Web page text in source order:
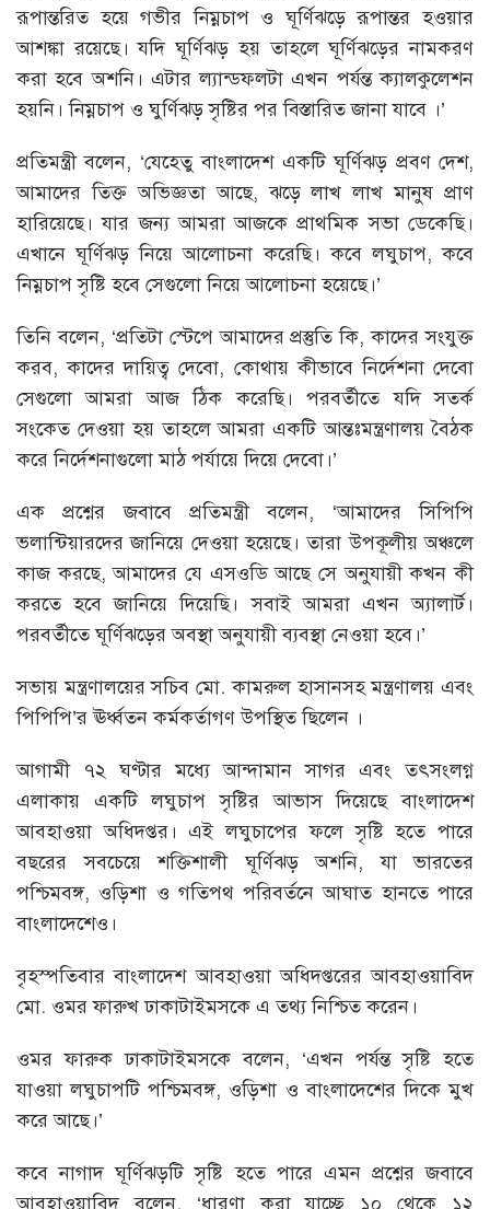
রূপান্তরিত হয়ে গভীর নিম্নচাপ ও ঘূর্ণিঝড়ে রূপান্তর হওয়ার
আশঙ্কা রয়েছে। যদি ঘূর্ণিঝড় হয় তাহলে ঘূর্ণিঝড়ের নামকরণ
করা হবে অশনি। এটার ল্যান্ডফলটা এখন পর্যন্ত ক্যালকুলেশন
হয়নি। নিম্নচাপ ও ঘুর্ণিঝড় সৃষ্টির পর বিস্তারিত জানা যাবে ।’
প্রতিমন্ত্রী বলেন, ‘যেহেতু বাংলাদেশ একটি ঘূর্ণিঝড় প্রবণ দেশ,
আমাদের তিক্ত অভিজ্ঞতা আছে, ঝড়ে লাখ লাখ মানুষ প্রাণ
হারিয়েছে। যার জন্য আমরা আজকে প্রাথমিক সভা ডেকেছি।
এখানে ঘূর্ণিঝড় নিয়ে আলোচনা করেছি। কবে লঘুচাপ, কবে
নিম্নচাপ সৃষ্টি হবে সেগুলো নিয়ে আলোচনা হয়েছে।’
তিনি বলেন, ‘প্রতিটা স্টেপে আমাদের প্রস্তুতি কি, কাদের সংযুক্ত
করব, কাদের দায়িত্ব দেবো, কোথায় কীভাবে নির্দেশনা দেবো
সেগুলো আমরা আজ ঠিক করেছি। পরবর্তীতে যদি সতর্ক
সংকেত দেওয়া হয় তাহলে আমরা একটি আন্তঃমন্ত্রণালয় বৈঠক
করে নির্দেশনাগুলো মাঠ পর্যায়ে দিয়ে দেবো।’
এক প্রশ্নের জবাবে প্রতিমন্ত্রী বলেন, ‘আমাদের সিপিপি
ভলান্টিয়ারদের জানিয়ে দেওয়া হয়েছে। তারা উপকূলীয় অঞ্চলে
কাজ করছে, আমাদের যে এসওডি আছে সে অনুযায়ী কখন কী
করতে হবে জানিয়ে দিয়েছি। সবাই আমরা এখন অ্যালার্ট।
পরবর্তীতে ঘূর্ণিঝড়ের অবস্থা অনুযায়ী ব্যবস্থা নেওয়া হবে।’
সভায় মন্ত্রণালয়ের সচিব মো. কামরুল হাসানসহ মন্ত্রণালয় এবং
পিপিপি’র ঊর্ধ্বতন কর্মকর্তাগণ উপস্থিত ছিলেন ।
আগামী ৭২ ঘণ্টার মধ্যে আন্দামান সাগর এবং তৎসংলগ্ন
এলাকায় একটি লঘুচাপ সৃষ্টির আভাস দিয়েছে বাংলাদেশ
আবহাওয়া অধিদপ্তর। এই লঘুচাপের ফলে সৃষ্টি হতে পারে
বছরের সবচেয়ে শক্তিশালী ঘূর্ণিঝড় অশনি, যা ভারতের
পশ্চিমবঙ্গ, ওড়িশা ও গতিপথ পরিবর্তনে আঘাত হানতে পারে
বাংলাদেশেও।
বৃহস্পতিবার বাংলাদেশ আবহাওয়া অধিদপ্তরের আবহাওয়াবিদ
মো. ওমর ফারুখ ঢাকাটাইমসকে এ তথ্য নিশ্চিত করেন।
ওমর ফারুক ঢাকাটাইমসকে বলেন, ‘এখন পর্যন্ত সৃষ্টি হতে
যাওয়া লঘুচাপটি পশ্চিমবঙ্গ, ওড়িশা ও বাংলাদেশের দিকে মুখ
করে আছে।’
কবে নাগাদ ঘূর্ণিঝড়টি সৃষ্টি হতে পারে এমন প্রশ্নের জবাবে
আবহাওয়াবিদ বলেন, ‘ধারণা করা যাচ্ছে ১০ থেকে ১২